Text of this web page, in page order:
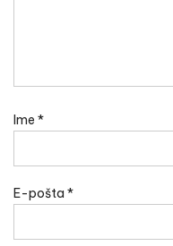
Ime *
E-pošta *